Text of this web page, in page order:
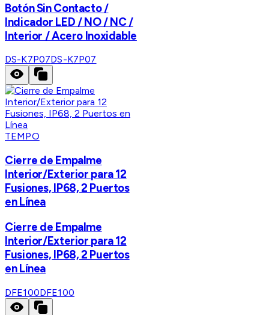
Botón Sin Contacto /
Indicador LED / NO / NC /
Interior / Acero Inoxidable
DS-K7P07DS-K7P07
TEMPO
Cierre de Empalme
Interior/Exterior para 12
Fusiones, IP68, 2 Puertos
en Línea
Cierre de Empalme
Interior/Exterior para 12
Fusiones, IP68, 2 Puertos
en Línea
DFE100DFE100